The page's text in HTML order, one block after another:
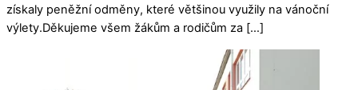
získaly peněžní odměny, které většinou využily na vánoční
výlety.Děkujeme všem žákům a rodičům za […]